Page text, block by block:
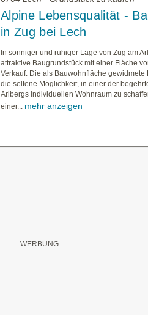
Alpine Lebensqualität -
in Zug bei Lech
In sonniger und ruhiger Lage von Zug am
attraktive Baugrundstück mit einer Fläche
Verkauf. Die als Bauwohnfläche gewidmete
die seltene Möglichkeit, in einer der
Arlbergs individuellen Wohnraum zu
einer... mehr anzeigen